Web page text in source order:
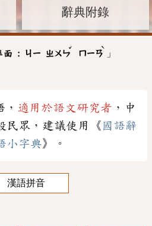
辭典附錄
面 : ㄐㄧ ㄓㄨㄣ
ˇ
ㄇㄧㄢ
ˋ
」
適用於語文研究者 ，中
民眾，建議使用《 國語辭
小字典》。
漢語拼音